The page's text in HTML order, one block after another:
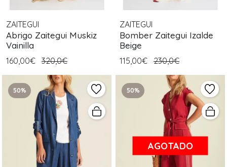
ZAITEGUI
Abrigo Zaitegui Muskiz
Vainilla
160,00€ 320,0€
ZAITEGUI
Bomber Zaitegui Izalde
Beige
115,00€ 230,0€
50% 50%
AGOTADO